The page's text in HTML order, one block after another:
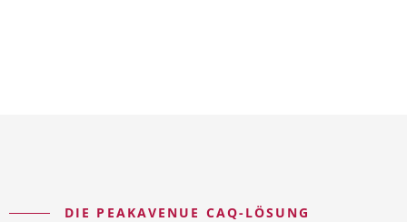
DIE PEAKAVENUE CAQ-LÖSUNG